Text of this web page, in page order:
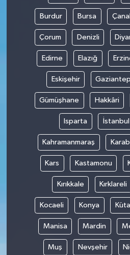
Burdur Bursa
Çorum Denizli
Edirne Elazığ
Eskişehir Gaziantep
Gümüşhane Hakkâri
Isparta İstanbul
Kahramanmaraş
Kars Kastamonu
Kırıkkale Kırklareli
Kocaeli Konya
Manisa Mardin
Muş Nevşehir